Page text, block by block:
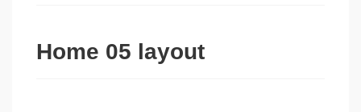
Home 05 layout